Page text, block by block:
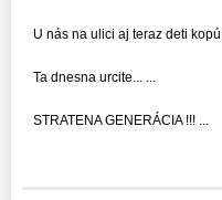
U nás na ulici aj teraz deti kopú
Ta dnesna urcite... ...
STRATENA GENERÁCIA !!! ...